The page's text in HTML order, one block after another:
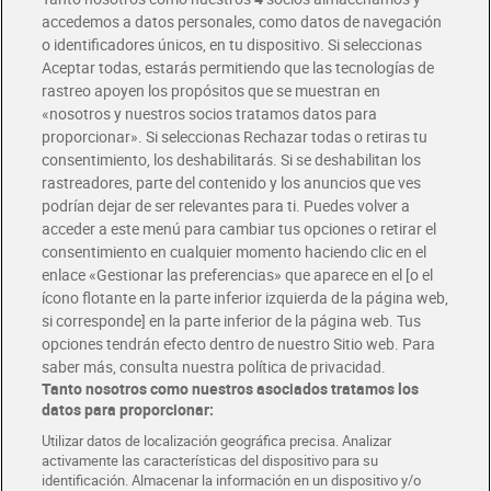
Envío gratis por compras superiores a 100€
Envío estandar por 4,99€
Glovo y Uber Eats
Solicita tu factura de Glovo o Uber Eats
Únete al CLUB Dia
Disfruta las ventajas y ofertas exclusivas.
Descárgate la APP Dia
Folletos y Tiendas
Descubre las mejores ofertas y busca tu tienda más cercana
Tarjeta MaX Dia
Te devuelve hasta 8€/mes de tus compras.
¡Solicita tu tarjeta de crédito aquí!
COMER MEJOR CADA DIA
accedemos a datos personales, como datos de navegación
o identificadores únicos, en tu dispositivo. Si seleccionas
Aceptar todas, estarás permitiendo que las tecnologías de
rastreo apoyen los propósitos que se muestran en
«nosotros y nuestros socios tratamos datos para
proporcionar». Si seleccionas Rechazar todas o retiras tu
consentimiento, los deshabilitarás. Si se deshabilitan los
rastreadores, parte del contenido y los anuncios que ves
podrían dejar de ser relevantes para ti. Puedes volver a
acceder a este menú para cambiar tus opciones o retirar el
consentimiento en cualquier momento haciendo clic en el
enlace «Gestionar las preferencias» que aparece en el [o el
ícono flotante en la parte inferior izquierda de la página web,
si corresponde] en la parte inferior de la página web. Tus
opciones tendrán efecto dentro de nuestro Sitio web. Para
saber más, consulta nuestra política de privacidad.
Tanto nosotros como nuestros asociados tratamos los
datos para proporcionar:
Utilizar datos de localización geográfica precisa. Analizar
activamente las características del dispositivo para su
identificación. Almacenar la información en un dispositivo y/o